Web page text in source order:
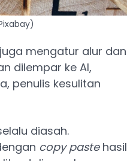
mengatur alur dan
dilempar ke AI,
penulis kesulitan
diasah.
copy pastehasil